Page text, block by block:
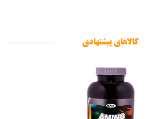
کالاهای پیشنهادی